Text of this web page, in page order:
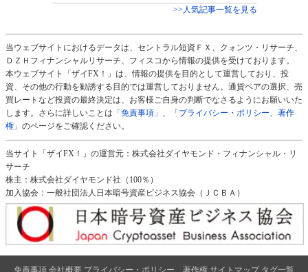
>>人気記事一覧を見る
当ウェブサイトにおけるデータは、セントラル短資ＦＸ、クォンツ・リサーチ、
ＤＺＨフィナンシャルリサーチ、フィスコから情報の提供を受けております。
本ウェブサイト「ザイFX！」は、情報の提供を目的として運営しており、投
資、その他の行動を勧誘する目的では運営しておりません。通貨ペアの選択、売
買レートなど投資の最終決定は、お客様ご自身の判断でなさるようにお願いいた
します。さらに詳しいことは 「免責事項」 、
「プライバシー・ポリシー、著作
権」 のページをご確認ください。
当サイト「ザイFX！」の運営元：株式会社ダイヤモンド・フィナンシャル・リ
サーチ
株主：株式会社ダイヤモンド社（100％）
加入協会：一般社団法人日本暗号資産ビジネス協会（ＪＣＢＡ）